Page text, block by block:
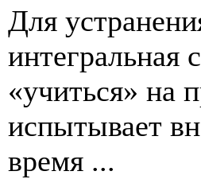
Для
интегральная
«учиться» на
испытывает
время ...